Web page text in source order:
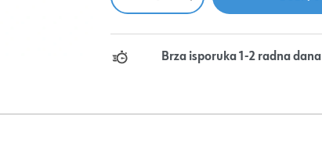
Brza isporuka 1-2 radna dana